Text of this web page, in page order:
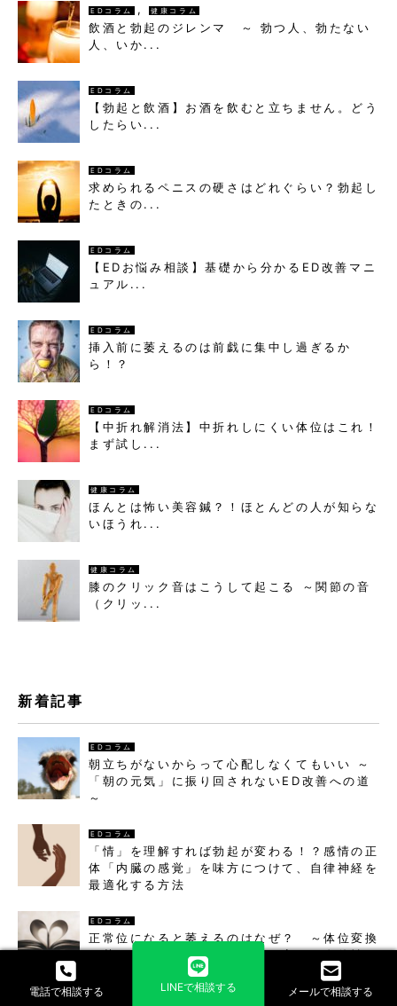
EDコラム , 健康コラム
飲酒と勃起のジレンマ ～ 勃つ人、勃たない
人、いか...
EDコラム
【勃起と飲酒】お酒を飲むと立ちません。どう
したらい...
EDコラム
求められるペニスの硬さはどれぐらい？勃起し
たときの...
EDコラム
【EDお悩み相談】基礎から分かるED改善マニ
ュアル...
EDコラム
挿入前に萎えるのは前戯に集中し過ぎるか
ら！？
EDコラム
【中折れ解消法】中折れしにくい体位はこれ！
まず試し...
健康コラム
ほんとは怖い美容鍼？！ほとんどの人が知らな
いほうれ...
健康コラム
膝のクリック音はこうして起こる ～関節の音
（クリッ...
新着記事
EDコラム
朝立ちがないからって心配しなくてもいい ～
「朝の元気」に振り回されないED改善への道
～
EDコラム
「情」を理解すれば勃起が変わる！？感情の正
体「内臓の感覚」を味方につけて、自律神経を
最適化する方法
EDコラム
正常位になると萎えるのはなぜ？ ～体位変換
で萎える理由と劇的に勃起力を変える自律神経
電話で相談する LINEで相談する メールで相談する